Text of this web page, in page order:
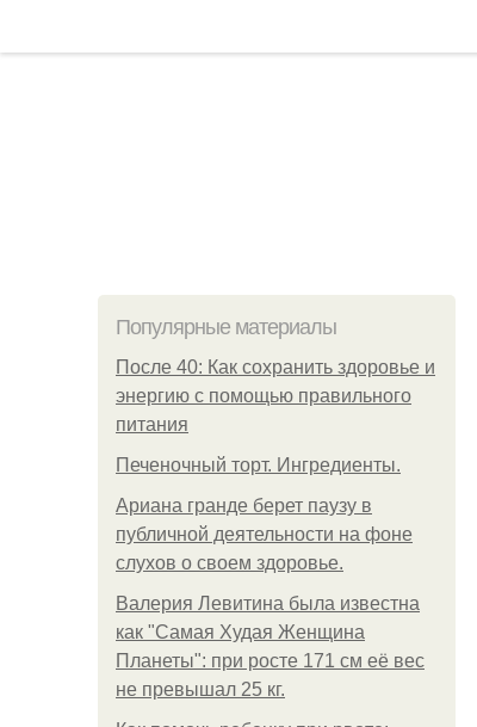
Популярные материалы
После 40: Как сохранить здоровье и
энергию с помощью правильного
питания
Печеночный торт. Ингредиенты.
Ариана гранде берет паузу в
публичной деятельности на фоне
слухов о своем здоровье.
Валерия Левитина была известна
как "Самая Худая Женщина
Планеты": при росте 171 см её вес
не превышал 25 кг.